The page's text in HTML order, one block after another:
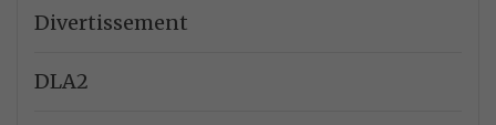
Divertissement
DLA2